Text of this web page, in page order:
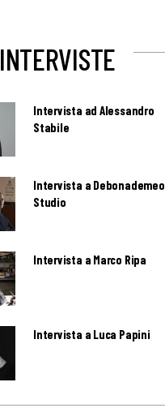
INTERVISTE
Intervista ad Alessandro
Stabile
Intervista a Debonademeo
Studio
Intervista a Marco Ripa
Intervista a Luca Papini